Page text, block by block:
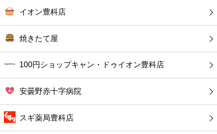
ホテル
イオン豊科店
焼きたて屋
100円ショップキャン・ドゥイオン豊科店
安曇野赤十字病院
スギ薬局豊科店